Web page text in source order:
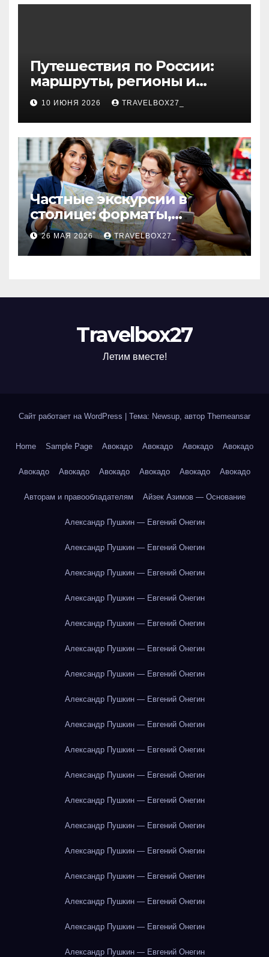
волокна
Путешествия по России:
маршруты, регионы и
особенности поездок
10 ИЮНЯ 2026 TRAVELBOX27_
Частные экскурсии в
столице: форматы,
маршруты и особенности
организации
26 МАЯ 2026 TRAVELBOX27_
Travelbox27
Летим вместе!
Сайт работает на WordPress Тема: Newsup, автор Themeansar
Home Sample Page Авокадо Авокадо Авокадо Авокадо
Авокадо Авокадо Авокадо Авокадо Авокадо Авокадо
Авторам и правообладателям Айзек Азимов — Основание
Александр Пушкин — Евгений Онегин
Александр Пушкин — Евгений Онегин
Александр Пушкин — Евгений Онегин
Александр Пушкин — Евгений Онегин
Александр Пушкин — Евгений Онегин
Александр Пушкин — Евгений Онегин
Александр Пушкин — Евгений Онегин
Александр Пушкин — Евгений Онегин
Александр Пушкин — Евгений Онегин
Александр Пушкин — Евгений Онегин
Александр Пушкин — Евгений Онегин
Александр Пушкин — Евгений Онегин
Александр Пушкин — Евгений Онегин
Александр Пушкин — Евгений Онегин
Александр Пушкин — Евгений Онегин
Александр Пушкин — Евгений Онегин
Александр Пушкин — Евгений Онегин
Александр Пушкин — Евгений Онегин